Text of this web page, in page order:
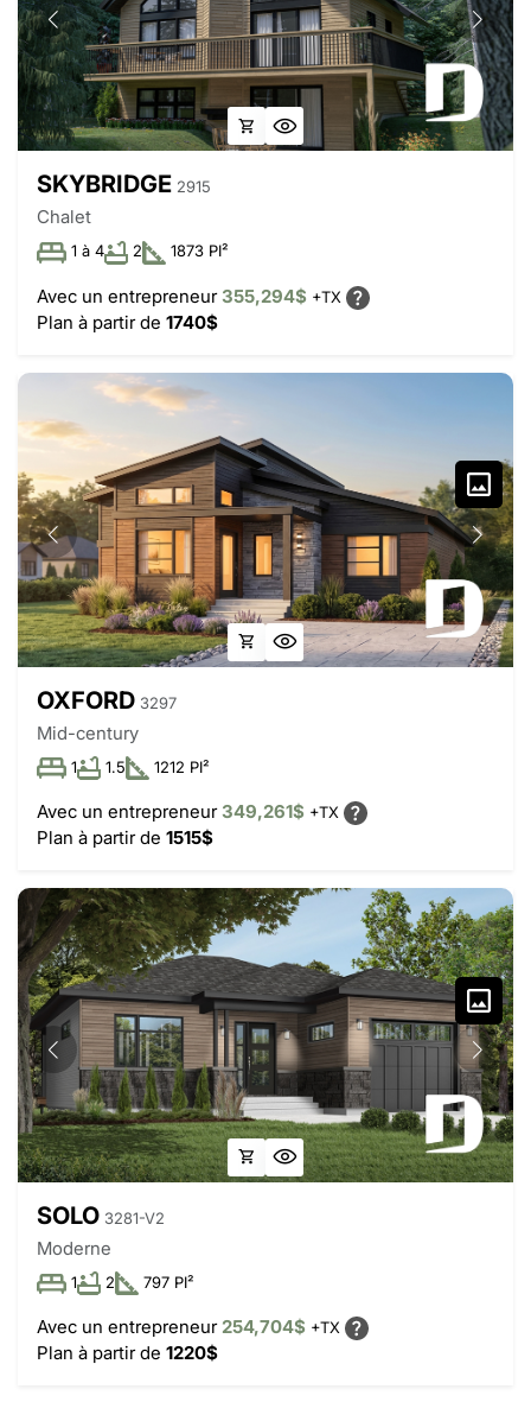
SKYBRIDGE 2915
Chalet
1 à 4 2 1873 PI²
Avec un entrepreneur355,294$ +TX
Plan à partir de 1740$
OXFORD 3297
Mid-century
1 1.5 1212 PI²
Avec un entrepreneur349,261$ +TX
Plan à partir de 1515$
SOLO 3281-V2
Moderne
1 2 797 PI²
Avec un entrepreneur254,704$ +TX
Plan à partir de 1220$